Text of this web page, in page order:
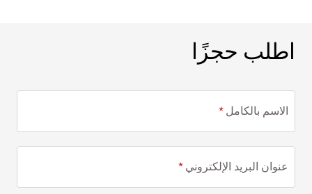
اطلب حجزًا
اطلب حجزًا
الاسم بالكامل
عنوان البريد الإلكتروني